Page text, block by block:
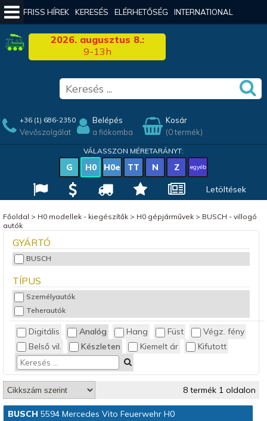
FRISS HÍREK KERESÉS ELÉRHETŐSÉG INTERNATIONAL
2026. augusztus 8.:
9-13h
+36 (1) 686-2350
Vevőszolgálat
Belépés
a fiókomba
Kosár
(0 termék)
VÁLASSZON MÉRETARÁNYT:
G H0 H0e TT N Z egyéb
Letöltések
Főoldal > H0 modellek - kiegészítők> H0 gépjárművek> BUSCH - villogó
autók
GYÁRTÓ
BUSCH
TÍPUS
Személyautók
Teherautók
Digitális Analóg Hang Füst
Végz. fény
Belső vil.
Készleten Kiemelt ár Kifutott
8 termék 1 oldalon
BUSCH 5594 Mercedes Vito Feuerwehr H0